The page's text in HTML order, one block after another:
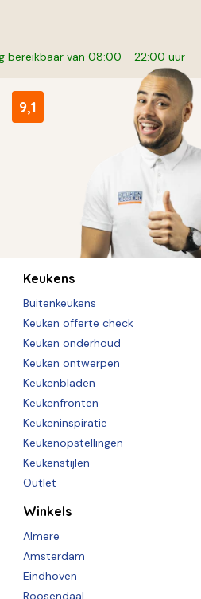
bereikbaar van 08:00 - 22:00 uur
9,1
Keukens
Buitenkeukens
Keuken offerte check
Keuken onderhoud
Keuken ontwerpen
Keukenbladen
Keukenfronten
Keukeninspiratie
Keukenopstellingen
Keukenstijlen
Outlet
Winkels
Almere
Amsterdam
Eindhoven
Roosendaal